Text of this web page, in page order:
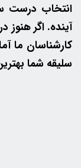
انتخاب درست
آینده. اگر
کارشناسان ما
سلیقه شما